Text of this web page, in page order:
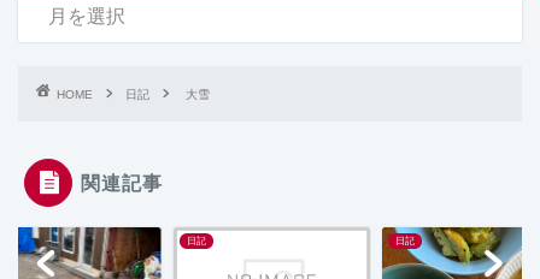
HOME 日記 大雪
関連記事
日記 日記